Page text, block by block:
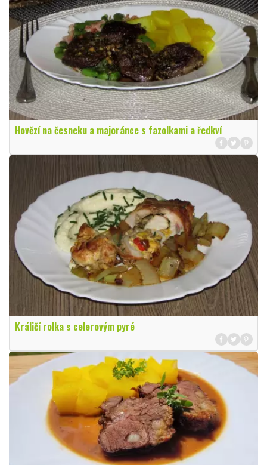
Hovězí na česneku a majoránce s fazolkami a ředkví
Králičí rolka s celerovým pyré